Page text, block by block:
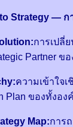
Strategy —
การเปลี่
Partner ขอ
ความเข้าใจเ
Plan ของทั้งอง
Map:การ